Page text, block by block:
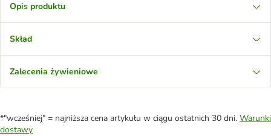
Opis produktu
Skład
Zalecenia żywieniowe
*"wcześniej" = najniższa cena artykułu w ciągu ostatnich 30 dni. Warunki
dostawy